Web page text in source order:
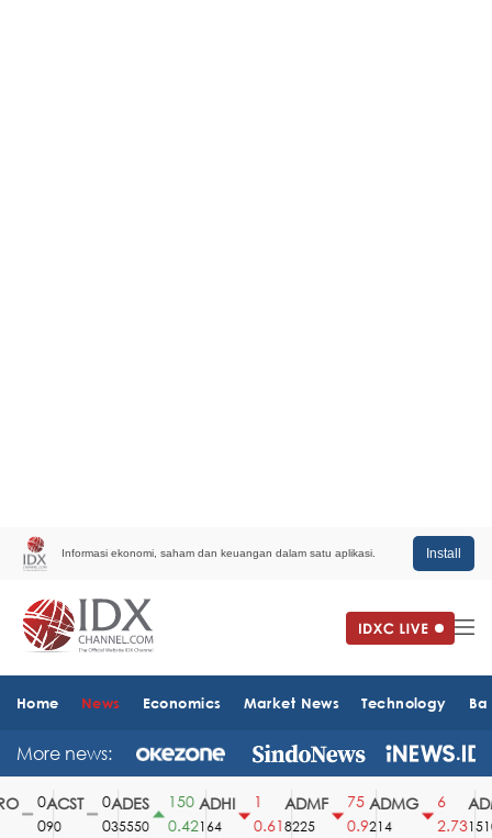
Informasi ekonomi, saham dan keuangan dalam satu aplikasi. Install
Home News Economics Market News Technology
More news:
ACST
90
ADES
35550
150
0.42
ADHI
164
0.61
ADMF
8225
75
0.9
ADMG
214
2.731510